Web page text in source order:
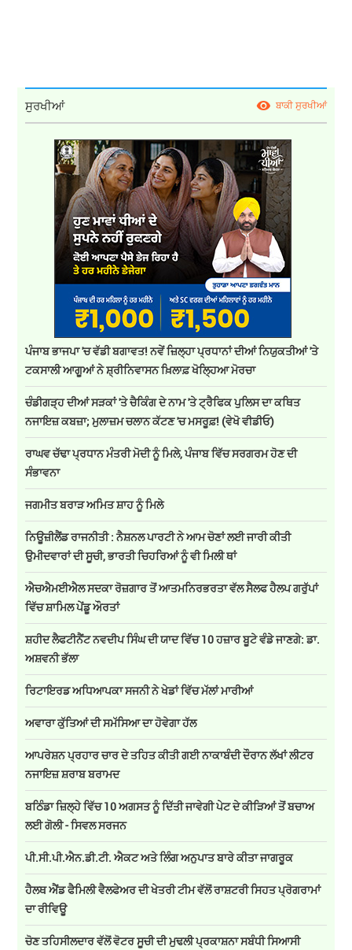
ਸੁਰਖੀਆਂ ਬਾਕੀ ਸੁਰਖੀਆਂ
ਪੰਜਾਬ ਭਾਜਪਾ 'ਚ ਵੱਡੀ ਬਗਾਵਤ! ਨਵੇਂ ਜ਼ਿਲ੍ਹਾ ਪ੍ਰਧਾਨਾਂ ਦੀਆਂ ਨਿਯੁਕਤੀਆਂ 'ਤੇ
ਟਕਸਾਲੀ ਆਗੂਆਂ ਨੇ ਸ਼੍ਰੀਨਿਵਾਸਨ ਖ਼ਿਲਾਫ਼ ਖੋਲ੍ਹਿਆ ਮੋਰਚਾ
ਚੰਡੀਗੜ੍ਹ ਦੀਆਂ ਸੜਕਾਂ 'ਤੇ ਚੈਕਿੰਗ ਦੇ ਨਾਮ 'ਤੇ ਟ੍ਰੈਫਿਕ ਪੁਲਿਸ ਦਾ ਕਥਿਤ
ਨਜਾਇਜ਼ ਕਬਜ਼ਾ; ਮੁਲਾਜ਼ਮ ਚਲਾਨ ਕੱਟਣ 'ਚ ਮਸਰੂਫ਼! (ਵੇਖੋ ਵੀਡੀਓ)
ਰਾਘਵ ਚੱਢਾ ਪ੍ਰਧਾਨ ਮੰਤਰੀ ਮੋਦੀ ਨੂੰ ਮਿਲੇ, ਪੰਜਾਬ ਵਿੱਚ ਸਰਗਰਮ ਹੋਣ ਦੀ
ਸੰਭਾਵਨਾ
ਜਗਮੀਤ ਬਰਾੜ ਅਮਿਤ ਸ਼ਾਹ ਨੂੰ ਮਿਲੇ
ਨਿਊਜ਼ੀਲੈਂਡ ਰਾਜਨੀਤੀ : ਨੈਸ਼ਨਲ ਪਾਰਟੀ ਨੇ ਆਮ ਚੋਣਾਂ ਲਈ ਜਾਰੀ ਕੀਤੀ
ਉਮੀਦਵਾਰਾਂ ਦੀ ਸੂਚੀ, ਭਾਰਤੀ ਚਿਹਰਿਆਂ ਨੂੰ ਵੀ ਮਿਲੀ ਥਾਂ
ਐਚਐਮਈਐਲ ਸਦਕਾ ਰੋਜ਼ਗਾਰ ਤੋਂ ਆਤਮਨਿਰਭਰਤਾ ਵੱਲ ਸੈਲਫ ਹੈਲਪ ਗਰੁੱਪਾਂ
ਵਿੱਚ ਸ਼ਾਮਿਲ ਪੇਂਡੂ ਔਰਤਾਂ
ਸ਼ਹੀਦ ਲੈਫਟੀਨੈਂਟ ਨਵਦੀਪ ਸਿੰਘ ਦੀ ਯਾਦ ਵਿੱਚ 10 ਹਜ਼ਾਰ ਬੂਟੇ ਵੰਡੇ ਜਾਣਗੇ: ਡਾ.
ਅਸ਼ਵਨੀ ਭੱਲਾ
ਰਿਟਾਇਰਡ ਅਧਿਆਪਕਾ ਸਜਨੀ ਨੇ ਖੇਡਾਂ ਵਿੱਚ ਮੱਲਾਂ ਮਾਰੀਆਂ
ਅਵਾਰਾ ਕੁੱਤਿਆਂ ਦੀ ਸਮੱਸਿਆ ਦਾ ਹੋਵੇਗਾ ਹੱਲ
ਆਪਰੇਸ਼ਨ ਪ੍ਰਹਾਰ ਚਾਰ ਦੇ ਤਹਿਤ ਕੀਤੀ ਗਈ ਨਾਕਾਬੰਦੀ ਦੌਰਾਨ ਲੱਖਾਂ ਲੀਟਰ
ਨਜਾਇਜ਼ ਸ਼ਰਾਬ ਬਰਾਮਦ
ਬਠਿੰਡਾ ਜ਼ਿਲ੍ਹੇ ਵਿੱਚ 10 ਅਗਸਤ ਨੂੰ ਦਿੱਤੀ ਜਾਵੇਗੀ ਪੇਟ ਦੇ ਕੀੜਿਆਂ ਤੋਂ ਬਚਾਅ
ਲਈ ਗੋਲੀ - ਸਿਵਲ ਸਰਜਨ
ਪੀ.ਸੀ.ਪੀ.ਐਨ.ਡੀ.ਟੀ. ਐਕਟ ਅਤੇ ਲਿੰਗ ਅਨੁਪਾਤ ਬਾਰੇ ਕੀਤਾ ਜਾਗਰੂਕ
ਹੈਲਥ ਐਂਡ ਫੈਮਿਲੀ ਵੈਲਫੇਅਰ ਦੀ ਖੇਤਰੀ ਟੀਮ ਵੱਲੋਂ ਰਾਸ਼ਟਰੀ ਸਿਹਤ ਪ੍ਰੋਗਰਾਮਾਂ
ਦਾ ਰੀਵਿਊ
ਚੋਣ ਤਹਿਸੀਲਦਾਰ ਵੱਲੋਂ ਵੋਟਰ ਸੂਚੀ ਦੀ ਮੁਢਲੀ ਪ੍ਰਕਾਸ਼ਨਾ ਸਬੰਧੀ ਸਿਆਸੀ